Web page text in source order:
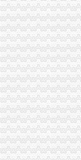
教大家免费注册屏幕录
帮助中心_买塑网
免费注册域名--fox--好网
【免费注册上海公司,免
【上海金山公司注册免
【代理注册上海公司、
免费注册-JiaThis
【免费注册商标注册商
免费注册QQ微信号—申
北京个人免费注册简历信
等等免费注册商标商标v
免费注册玩游戏每个3.5
免费代注册
免费注册目标通行证|免
软件免费注册登录-